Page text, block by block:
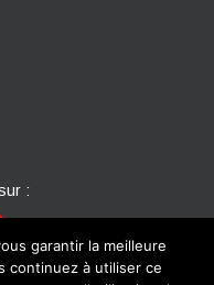
:
garantir la meilleure
continuez à utiliser ce